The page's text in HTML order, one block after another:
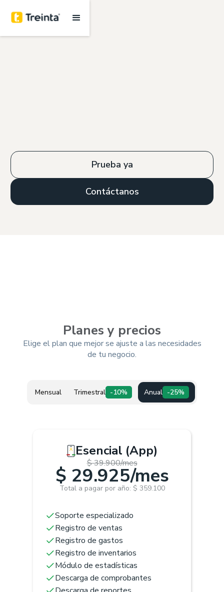
Prueba ya
Contáctanos
Planes y precios
Elige el plan que mejor se ajuste a las necesidades
de tu negocio.
Mensual Trimestral -10% Anual -25%
Esencial (App)
$ 39.900/mes
$ 29.925/mes
Total a pagar por año: $ 359.100
Soporte especializado
Registro de ventas
Registro de gastos
Registro de inventarios
Módulo de estadísticas
Descarga de comprobantes